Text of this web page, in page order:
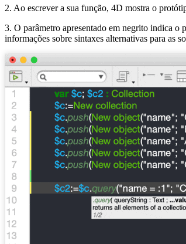
2. Ao escrever a sua função, 4D mostra o
3. O parâmetro apresentado em negrito indica o
informações sobre sintaxes alternativas para as